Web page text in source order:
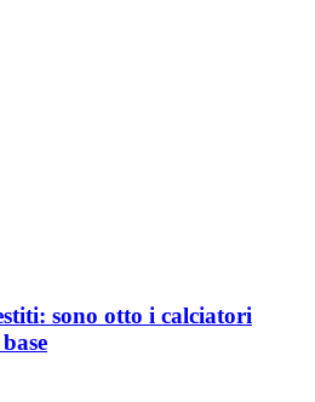
sono otto i calciatori